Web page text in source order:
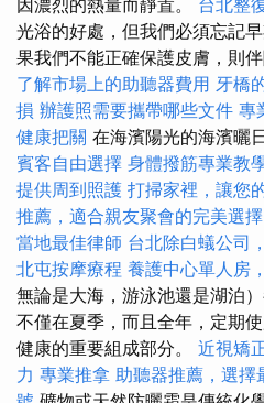
因濃烈的熱量而靜置。 台北整
光浴的好處，但我們必須忘記
果我們不能正確保護皮膚，則
了解市場上的助聽器費用 牙橋
損 辦護照需要攜帶哪些文件 專
健康把關 在海濱陽光的海濱曬
賓客自由選擇 身體撥筋專業教
提供周到照護 打掃家裡，讓您
推薦，適合親友聚會的完美選擇
當地最佳律師 台北除白蟻公司
北屯按摩療程 養護中心單人房
無論是大海，游泳池還是湖泊
不僅在夏季，而且全年，定期
健康的重要組成部分。 近視矯
力 專業推拿 助聽器推薦，選擇